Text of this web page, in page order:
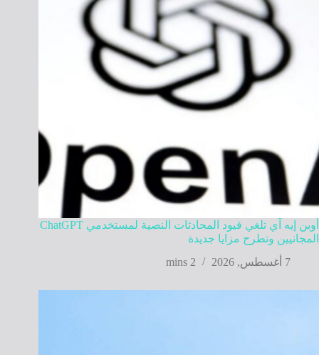
أوبن إيه آي تلغي قيود المحادثات النصية لمستخدمي ChatGPT
المجانيين وتطرح مزايا جديدة
7 أغسطس, 2026
2 mins